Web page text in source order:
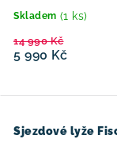
Skladem (1 ks)
5 990 Kč
14 990 Kč
Sjezdové lyže